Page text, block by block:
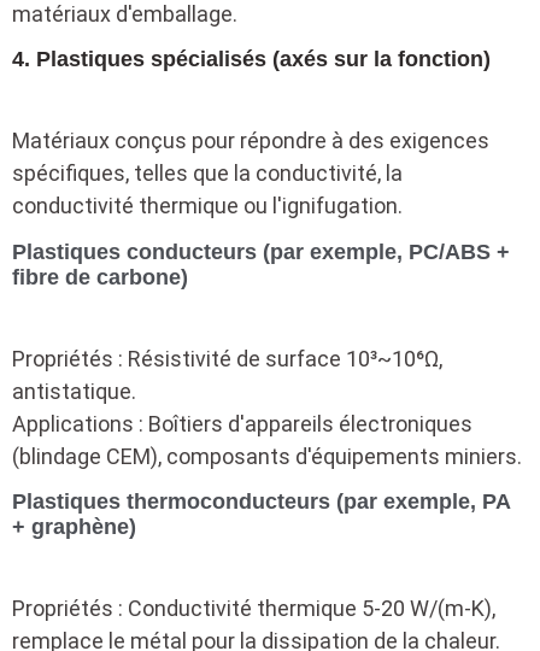
matériaux d'emballage.
4. Plastiques spécialisés (axés sur la fonction)
Matériaux conçus pour répondre à des exigences
spécifiques, telles que la conductivité, la
conductivité thermique ou l'ignifugation.
Plastiques conducteurs (par exemple, PC/ABS +
fibre de carbone)
Propriétés : Résistivité de surface 10³~10⁶Ω,
antistatique.
Applications : Boîtiers d'appareils électroniques
(blindage CEM), composants d'équipements miniers.
Plastiques thermoconducteurs (par exemple, PA
+ graphène)
Propriétés : Conductivité thermique 5-20 W/(m-K),
remplace le métal pour la dissipation de la chaleur.